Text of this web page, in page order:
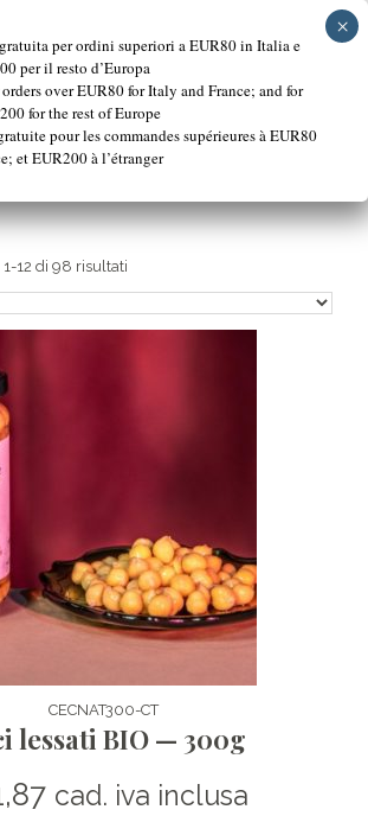
12 di 98 risultati
CECNAT300-CT
lessati BIO — 300g
cad. iva inclusa
per ordini superiori a EUR80 in Italia e
per il resto d’Europa
over EUR80 for Italy and France; and for
for the rest of Europe
pour les commandes supérieures à EUR80
et EUR200 à l’étranger